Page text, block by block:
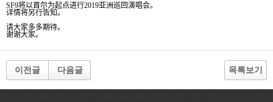
SF9将以首尔为起点进行2019亚洲巡回演唱会。
详情将另行告知。
请大家多多期待。
谢谢大家。
이전글 다음글 목록보기